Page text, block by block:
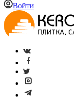
Войти